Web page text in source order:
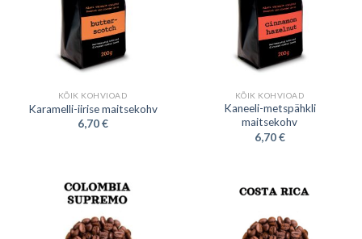
KÕIK KOHVIOAD
Karamelli-iirise maitsekohv
6,70€
KÕIK KOHVIOAD
Kaneeli-metspähkli
maitsekohv
6,70€